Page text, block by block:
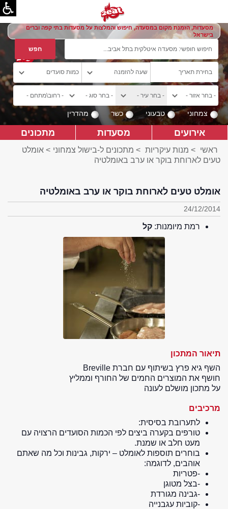
מסעדות, הזמנת מקום במסעדה, חיפוש והמלצות על מסעדות בתי קפה וברים
בישראל
צמחוני טבעוני כשר מהדרין
אירועים מסעדות מתכונים
ראשי > מנות עיקריות > מתכונים ל-בישול צמחוני > אומלט
טעים לארוחת בוקר או ערב באומלטיה
אומלט טעים לארוחת בוקר או ערב באומלטיה
24/12/2014
רמת מיומנות: קל
תיאור המתכון
השף גיא פרץ בשיתוף עם חברת Breville
חושף את המוצרים החמים של החורף וממליץ
על מתכון מושלם לעונה
מרכיבים
לתערובת בסיסית:
טורפים בקערה ביצים לפי הכמות הסועדים הרצויה עם
מעט חלב או שמנת.
בוחרים תוספות לאומלט – ירקות, גבינות וכל מה שאתם
אוהבים, לדוגמה:
-פטריות
-בצל מטוגן
-גבינה מגורדת
-קוביות עגבנייה